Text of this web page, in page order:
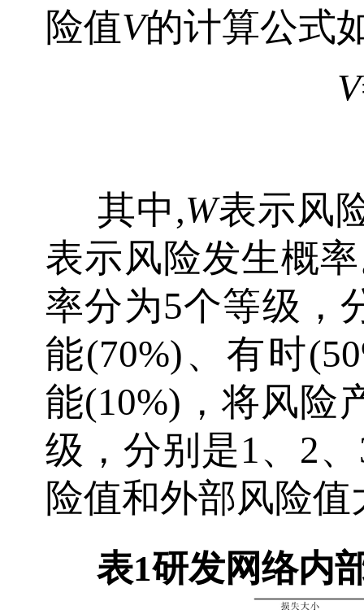
险值V的计算公式
V
其中,W表示风
表示风险发生概
率分为5个等级，
能(70%)、有时
能(10%)，将风险
级，分别是1、2
险值和外部风险
表1研发网络内